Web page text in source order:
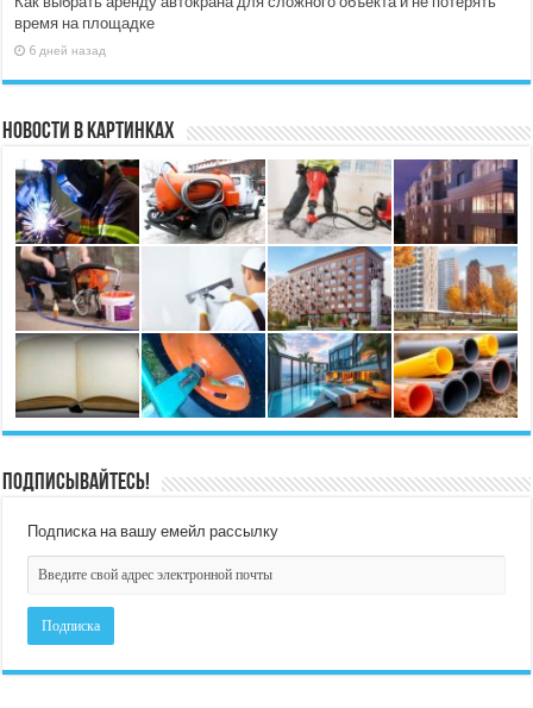
время на площадке
6 дней назад
Новости в картинках
Подписывайтесь!
Подписка на вашу емейл рассылку